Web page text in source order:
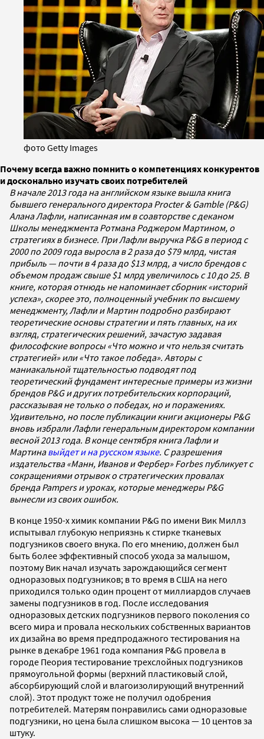
фото Getty Images
Почему всегда важно помнить о компетенциях конкурентов
и досконально изучать своих потребителей
В начале 2013 года на английском языке вышла книга
бывшего генерального директора Procter & Gamble (P&G)
Алана Лафли, написанная им в соавторстве с деканом
Школы менеджмента Ротмана Роджером Мартином, о
стратегиях в бизнесе. При Лафли выручка P&G в период с
2000 по 2009 года выросла в 2 раза до $79 млрд, чистая
прибыль — почти в 4 раза до $13 млрд, а число брендов с
объемом продаж свыше $1 млрд увеличилось с 10 до 25. В
книге, которая отнюдь не напоминает сборник «историй
успеха», скорее это, полноценный учебник по высшему
менеджменту, Лафли и Мартин подробно разбирают
теоретические основы стратегии и пять главных, на их
взгляд, стратегических решений, зачастую задавая
философские вопросы «Что можно и что нельзя считать
стратегией» или «Что такое победа». Авторы с
маниакальной тщательностью подводят под
теоретический фундамент интересные примеры из жизни
брендов P&G и других потребительских корпораций,
рассказывая не только о победах, но и поражениях.
Удивительно, но после публикации книги акционеры P&G
вновь избрали Лафли генеральным директором компании
весной 2013 года. В конце сентября книга Лафли и
Мартинавыйдет и на русском языке. С разрешения
издательства «Манн, Иванов и Фербер» Forbes публикует с
сокращениями отрывок о стратегических провалах
бренда Pampers и уроках, которые менеджеры P&G
вынесли из своих ошибок.
В конце 1950-х химик компании P&G по имени Вик Миллз
испытывал глубокую неприязнь к стирке тканевых
подгузников своего внука. По его мнению, должен был
быть более эффективный способ ухода за малышом,
поэтому Вик начал изучать зарождающийся сегмент
одноразовых подгузников; в то время в США на него
приходился только один процент от миллиардов случаев
замены подгузников в год. После исследования
одноразовых детских подгузников первого поколения со
всего мира и провала нескольких собственных вариантов
их дизайна во время предпродажного тестирования на
рынке в декабре 1961 года компания P&G провела в
городе Пеория тестирование трехслойных подгузников
прямоугольной формы (верхний пластиковый слой,
абсорбирующий слой и влагоизолирующий внутренний
слой). Этот продукт тоже не получил одобрения
потребителей. Матерям понравились сами одноразовые
подгузники, но цена была слишком высока — 10 центов за
штуку.